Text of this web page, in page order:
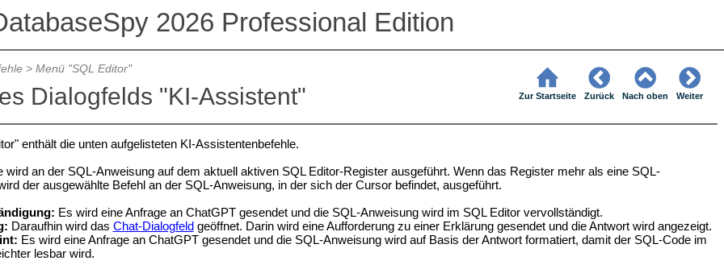
2026 Professional Edition
> Menü "SQL Editor"
Dialogfelds "KI-Assistent" Zur Startseite Zurück Nach oben Weiter
enthält die unten aufgelisteten KI-Assistentenbefehle.
wird an der SQL-Anweisung auf dem aktuell aktiven SQL Editor-Register ausgeführt. Wenn das Register mehr als eine SQL-
der ausgewählte Befehl an der SQL-Anweisung, in der sich der Cursor befindet, ausgeführt.
Es wird eine Anfrage an ChatGPT gesendet und die SQL-Anweisung wird im SQL Editor vervollständigt.
Daraufhin wird das Chat-Dialogfeldgeöffnet. Darin wird eine Aufforderung zu einer Erklärung gesendet und die Antwort wird angezeigt.
Es wird eine Anfrage an ChatGPT gesendet und die SQL-Anweisung wird auf Basis der Antwort formatiert, damit der SQL-Code im
lesbar wird.